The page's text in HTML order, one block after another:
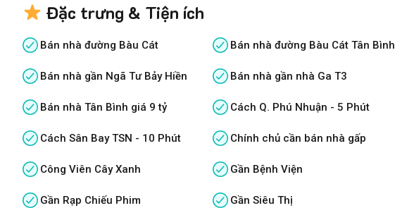
Đặc trưng & Tiện ích
Bán nhà đường Bàu Cát Bán nhà đường Bàu Cát Tân Bình
Bán nhà gần Ngã Tư Bảy Hiền Bán nhà gần nhà Ga T3
Bán nhà Tân Bình giá 9 tỷ Cách Q. Phú Nhuận - 5 Phút
Cách Sân Bay TSN - 10 Phút Chính chủ cần bán nhà gấp
Công Viên Cây Xanh Gần Bệnh Viện
Gần Rạp Chiếu Phim Gần Siêu Thị